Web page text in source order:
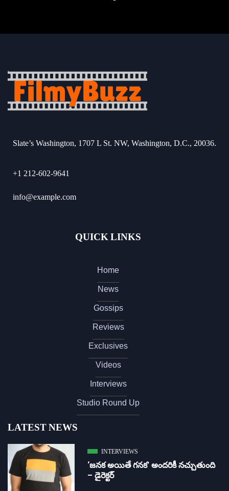
Slate’s Washington, 1707 L St. NW, Washington, D.C., 20036.
+1 212-602-9641
info@example.com
QUICK LINKS
Home
News
Gossips
Reviews
Exclusives
Videos
Interviews
Studio Round Up
LATEST NEWS
INTERVIEWS
‘జ‌న‌క అయితే గ‌న‌క‌’ అందరికీ నచ్చుతుంది
– డైరెక్ట‌ర్